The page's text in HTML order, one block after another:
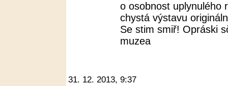
o osobnost uplynulého
chystá výstavu
Se stim smiř! Opráski
muzea
31. 12. 2013, 9:37